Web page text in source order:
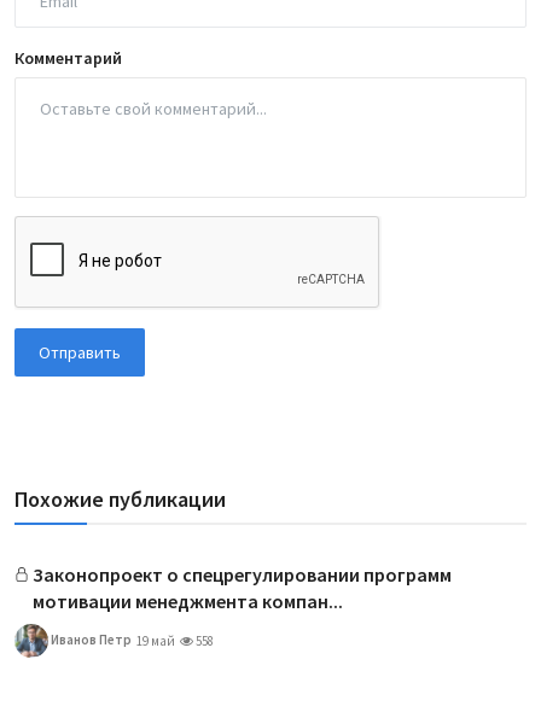
Комментарий
Отправить
Похожие публикации
Законопроект о спецрегулировании программ
мотивации менеджмента компан...
Иванов Петр 19 май 558